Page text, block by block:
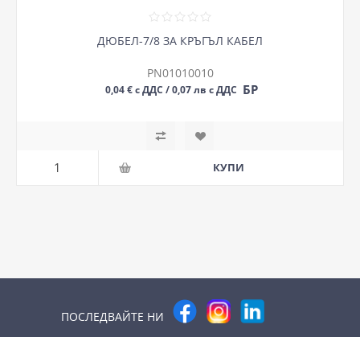
ДЮБЕЛ-7/8 ЗА КРЪГЪЛ КАБЕЛ
PN01010010
0,04 € с ДДС / 0,07 лв с ДДС БР
ПОСЛЕДВАЙТЕ НИ